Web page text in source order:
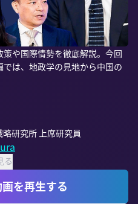
策や国際情勢を徹底解説。今回
は、地政学の見地から中国の
る
を再生する